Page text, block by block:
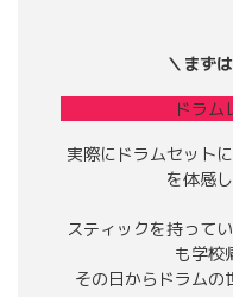
＼まず
ドラム
実際にドラムセット
を体感
スティックを持って
も学校
その日からドラムの